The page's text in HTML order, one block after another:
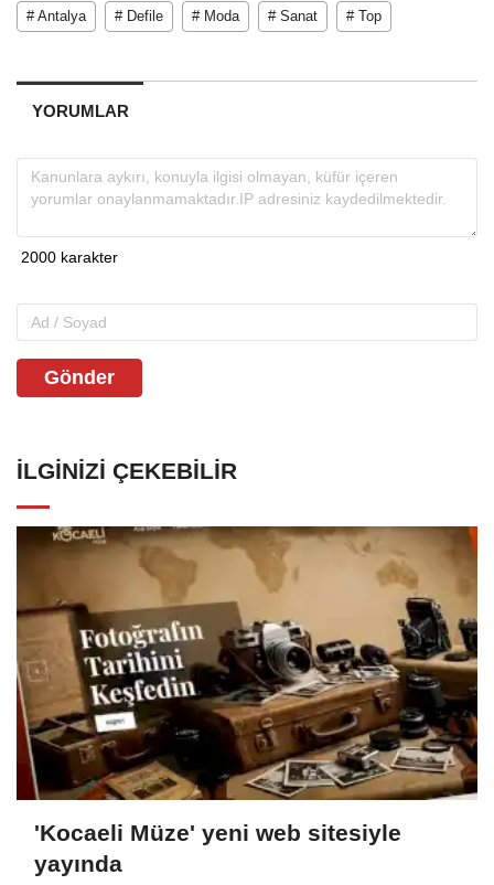
# Antalya # Defile # Moda # Sanat # Top
YORUMLAR
Gönder
İLGINIZI ÇEKEBILIR
'Kocaeli Müze' yeni web sitesiyle
yayında